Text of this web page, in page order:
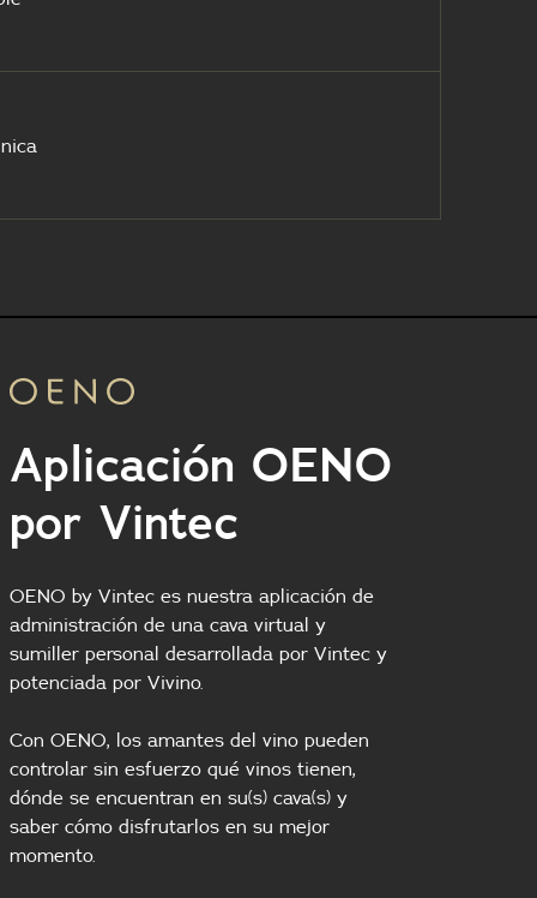
Aplicación OENO
por Vintec
OENO by Vintec es nuestra aplicación de
administración de una cava virtual y
sumiller personal desarrollada por Vintec y
potenciada por Vivino.
Con OENO, los amantes del vino pueden
controlar sin esfuerzo qué vinos tienen,
dónde se encuentran en su(s) cava(s) y
saber cómo disfrutarlos en su mejor
momento.